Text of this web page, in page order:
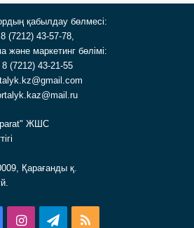
қабылдау бөлмесі:
8 (7212) 43-57-78,
және маркетинг бөлімі:
8 (7212) 43-21-55
ЖШС
Қарағанды қ.
FacebookInstagramTelegram